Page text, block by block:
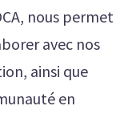
nous permet
avec nos
ainsi que
en